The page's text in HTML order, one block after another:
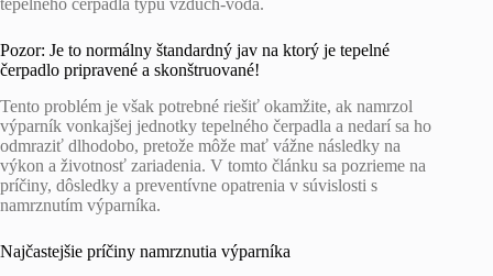
tepelného čerpadla typu vzduch-voda.
Pozor: Je to normálny štandardný jav na ktorý je tepelné
čerpadlo pripravené a skonštruované!
Tento problém je však potrebné riešiť okamžite, ak namrzol
výparník vonkajšej jednotky tepelného čerpadla a nedarí sa ho
odmraziť dlhodobo, pretože môže mať vážne následky na
výkon a životnosť zariadenia. V tomto článku sa pozrieme na
príčiny, dôsledky a preventívne opatrenia v súvislosti s
namrznutím výparníka.
Najčastejšie príčiny namrznutia výparníka